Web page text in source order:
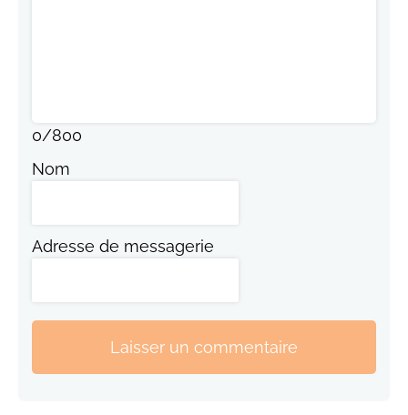
0/800
Nom
Adresse de messagerie
Laisser un commentaire